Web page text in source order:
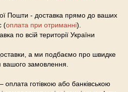
Пошти - доставка прямо до ваших
(оплата при отриманні).
по всій території України
а ми подбаємо про швидке
вашого замовлення.
оплата готівкою або банківською